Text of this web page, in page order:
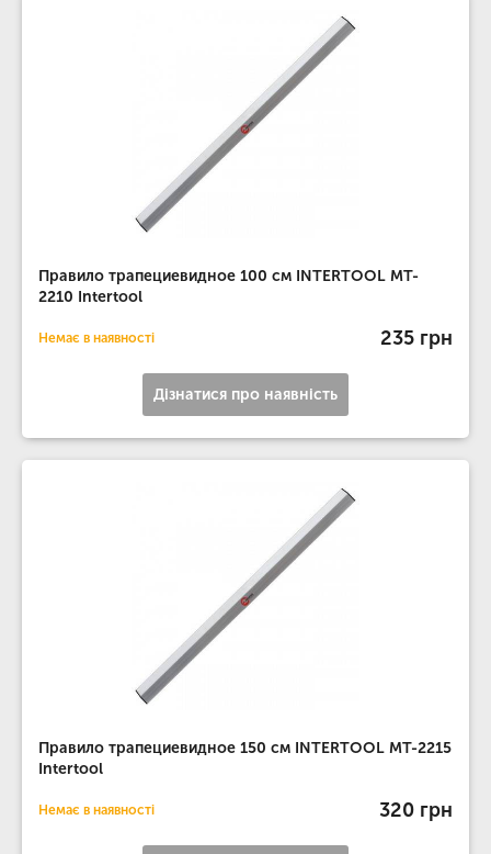
Правило трапециевидное 100 см INTERTOOL MT-
2210 Intertool
Немає в наявності 235 грн
Дізнатися про наявність
Правило трапециевидное 150 см INTERTOOL MT-2215
Intertool
Немає в наявності 320 грн